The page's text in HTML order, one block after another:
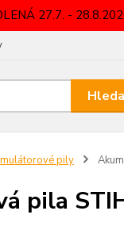
27.7. -
pily
pila